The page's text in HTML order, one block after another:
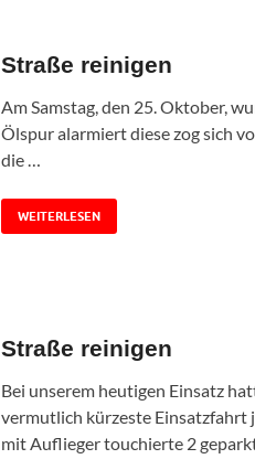
Straße reinigen
Am Samstag, den 25. Oktober,
Ölspur alarmiert diese zog sich
die …
WEITERLESEN
Straße reinigen
Bei unserem heutigen Einsatz
vermutlich kürzeste Einsatzfahrt
mit Auflieger touchierte 2